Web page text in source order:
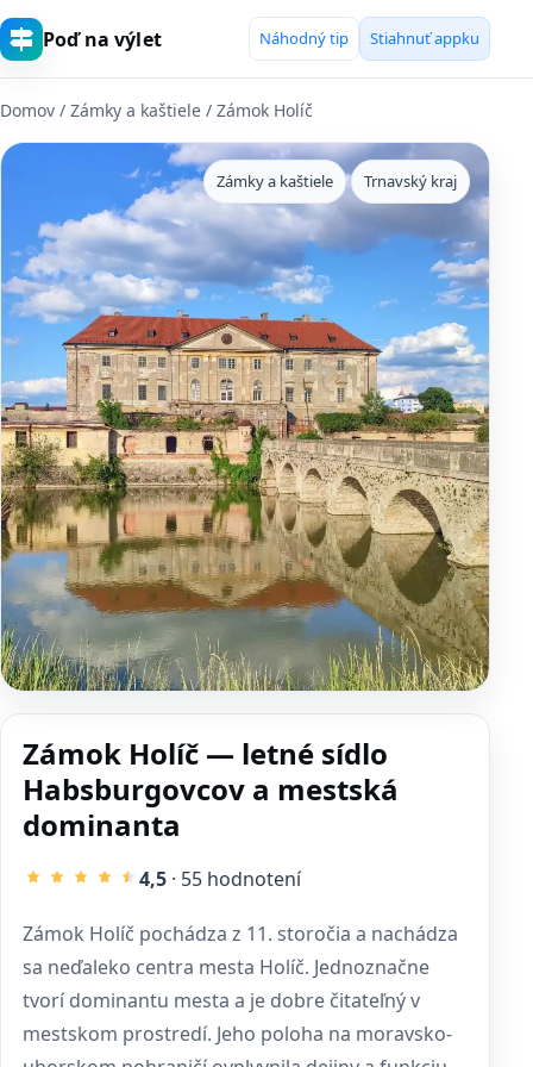
Poď na výlet Náhodný tip Stiahnuť appku
Domov / Zámky a kaštiele / Zámok Holíč
Zámky a kaštiele Trnavský kraj
Zámok Holíč — letné sídlo
Habsburgovcov a mestská
dominanta
4,5 · 55 hodnotení
Zámok Holíč pochádza z 11. storočia a nachádza
sa neďaleko centra mesta Holíč. Jednoznačne
tvorí dominantu mesta a je dobre čitateľný v
mestskom prostredí. Jeho poloha na moravsko-